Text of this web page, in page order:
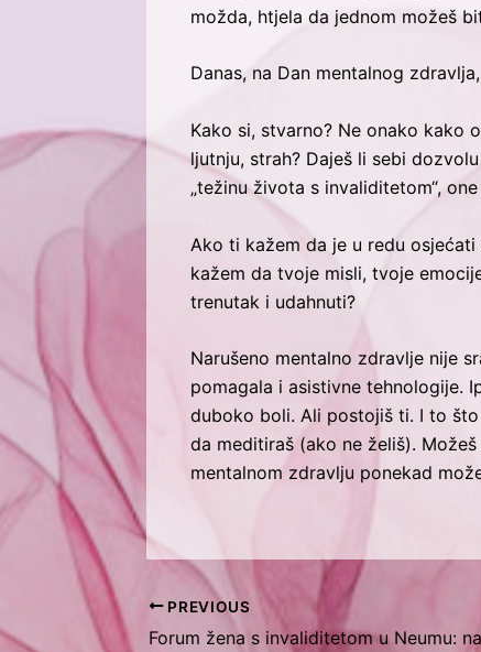
možda, htjela da jednom možeš
Danas, na Dan mentalnog
Kako si, stvarno? Ne onako kako
ljutnju, strah? Daješ li sebi
„težinu života s invaliditetom“,
Ako ti kažem da je u redu
kažem da tvoje misli, tvoje
trenutak i udahnuti?
Narušeno mentalno zdravlje nije
pomagala i asistivne tehnologije.
duboko boli. Ali postojiš ti. I to
da meditiraš (ako ne želiš). Možeš
mentalnom zdravlju ponekad
PREVIOUS